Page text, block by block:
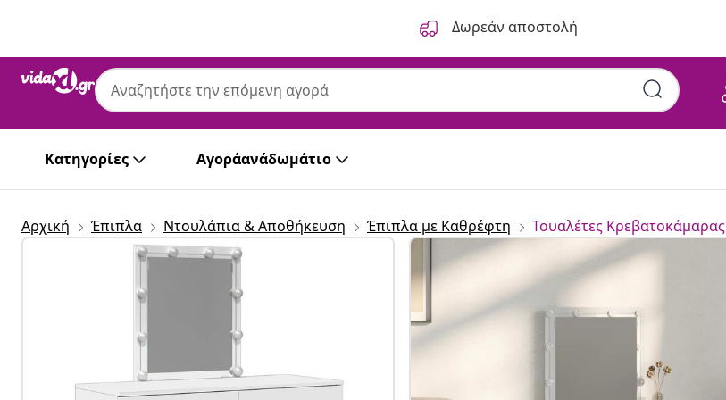
Δωρεάν αποστολή
Κατηγορίες Αγοράανάδωμάτιο
Αρχική Έπιπλα Ντουλάπια & Αποθήκευση Έπιπλα με Καθρέφτη Τουαλέτες Κρεβατοκάμαρας